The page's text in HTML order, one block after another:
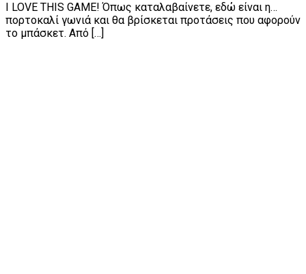
I LOVE THIS GAME! Όπως καταλαβαίνετε, εδώ είναι η…
πορτοκαλί γωνιά και θα βρίσκεται προτάσεις που αφορούν
το μπάσκετ. Από […]